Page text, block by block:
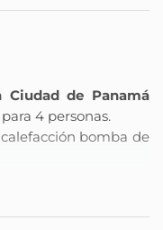
de Panamá
4 personas.
bomba de